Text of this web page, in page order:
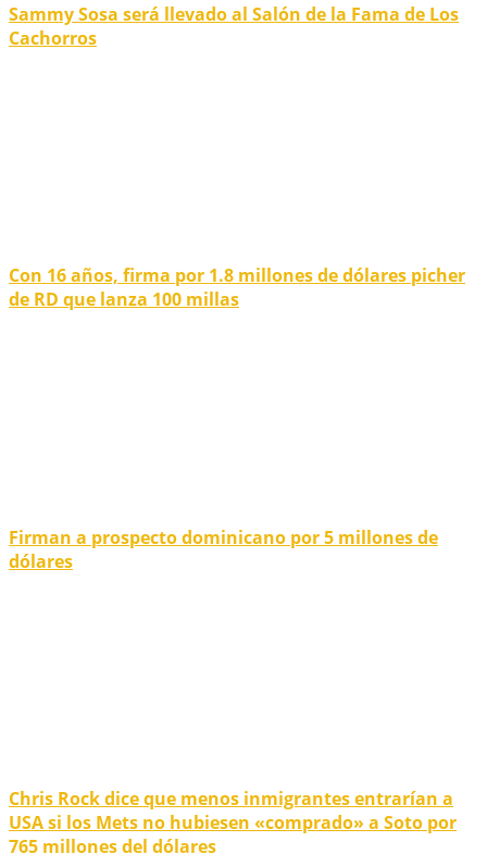
Sammy Sosa será llevado al Salón de la Fama de Los
Cachorros
Con 16 años, firma por 1.8 millones de dólares picher
de RD que lanza 100 millas
Firman a prospecto dominicano por 5 millones de
dólares
Chris Rock dice que menos inmigrantes entrarían a
USA si los Mets no hubiesen «comprado» a Soto por
765 millones del dólares